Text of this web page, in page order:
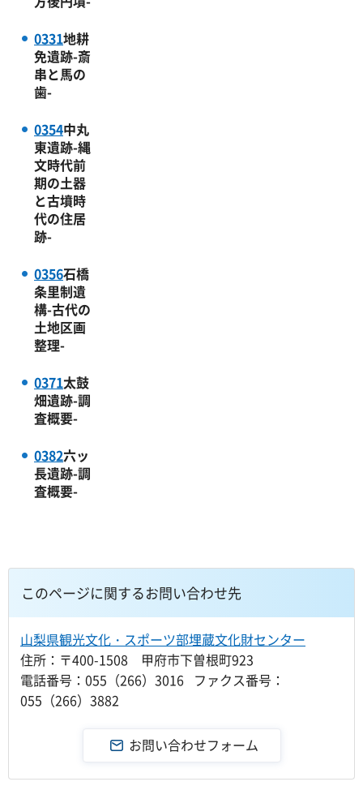
0331地耕
免遺跡-斎
串と馬の
歯-
0354中丸
東遺跡-縄
文時代前
期の土器
と古墳時
代の住居
跡-
0356石橋
条里制遺
構-古代の
土地区画
整理-
0371太鼓
畑遺跡-調
査概要-
0382六ッ
長遺跡-調
査概要-
このページに関するお問い合わせ先
山梨県観光文化・スポーツ部埋蔵文化財センター
住所：〒400-1508 甲府市下曽根町923
電話番号：055（266）3016 ファクス番号：
055（266）3882